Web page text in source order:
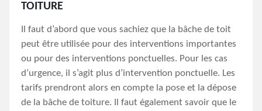
TOITURE
Il faut d’abord que vous sachiez que la bâche de toit
peut être utilisée pour des interventions importantes
ou pour des interventions ponctuelles. Pour les cas
d’urgence, il s’agit plus d’intervention ponctuelle. Les
tarifs prendront alors en compte la pose et la dépose
de la bâche de toiture. Il faut également savoir que le